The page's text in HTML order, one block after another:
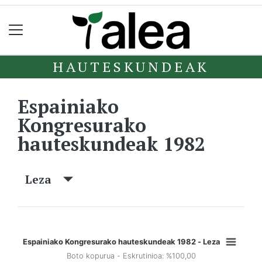
HAUTESKUNDEAK
Espainiako
Kongresurako
hauteskundeak 1982
Leza
Espainiako Kongresurako hauteskundeak 1982 - Leza
Boto kopurua - Eskrutinioa: %100,00